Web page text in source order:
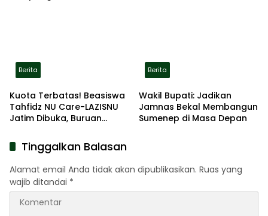
Berita
Kuota Terbatas! Beasiswa
Tahfidz NU Care-LAZISNU
Jatim Dibuka, Buruan
Berita
Wakil Bupati: Jadikan
Jamnas Bekal Membangun
Sumenep di Masa Depan
Tinggalkan Balasan
Alamat email Anda tidak akan dipublikasikan. Ruas yang
wajib ditandai *